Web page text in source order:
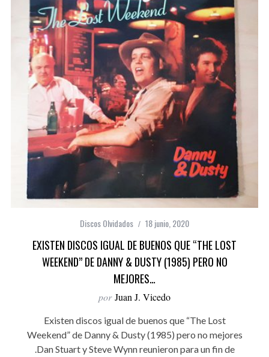
Discos Olvidados 18 junio, 2020
EXISTEN DISCOS IGUAL DE BUENOS QUE “THE LOST
WEEKEND” DE DANNY & DUSTY (1985) PERO NO
MEJORES…
por Juan J. Vicedo
Existen discos igual de buenos que “The Lost
Weekend” de Danny & Dusty (1985) pero no mejores
.Dan Stuart y Steve Wynn reunieron para un fin de